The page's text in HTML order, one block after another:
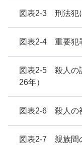
図表2-3 刑法犯
図表2-4 重要犯
図表2-5 殺人の
26年）
図表2-6 殺人の
図表2-7 親族間